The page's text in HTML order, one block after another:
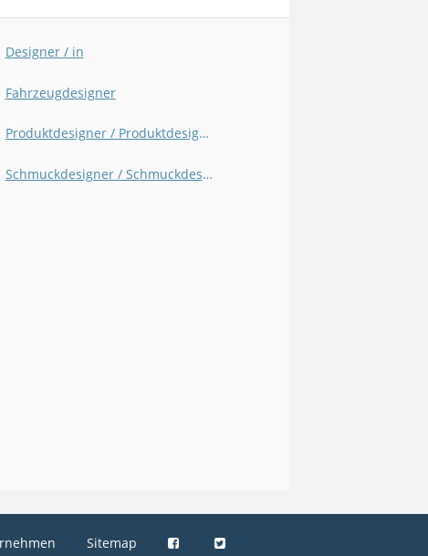
Designer / in
Fahrzeugdesigner
Produktdesigner / Produktdesignerin
Schmuckdesigner / Schmuckdesignerin
Sitemap